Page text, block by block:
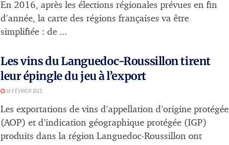
En 2016, après les élections régionales prévues en fin
d’année, la carte des régions françaises va être
simplifiée : de ...
Les vins du Languedoc-Roussillon tirent
leur épingle du jeu à l’export
16 FÉVRIER 2015
Les exportations de vins d’appellation d’origine protégée
(AOP) et d’indication géographique protégée (IGP)
produits dans la région Languedoc-Roussillon ont